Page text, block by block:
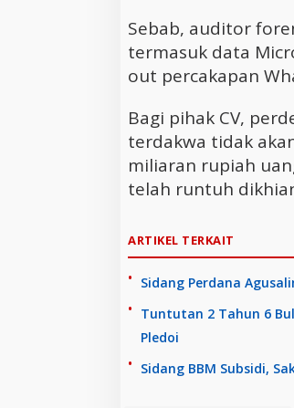
Sebab, auditor
termasuk data
out percakapan
Bagi pihak CV,
terdakwa tidak
miliaran rupiah
telah runtuh
ARTIKEL TERKAIT
Sidang Perdana
Tuntutan 2 Tahun 6
Pledoi
Sidang BBM Subsidi,